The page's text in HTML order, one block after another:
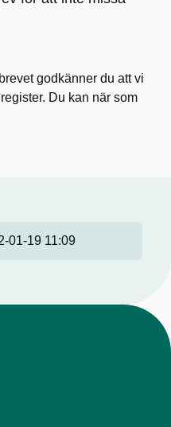
godkänner du att vi
Du kan när som
01-19 11:09